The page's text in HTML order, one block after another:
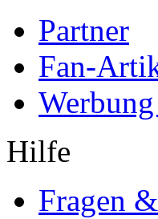
Partner
Fan-
Hilfe
Fragen